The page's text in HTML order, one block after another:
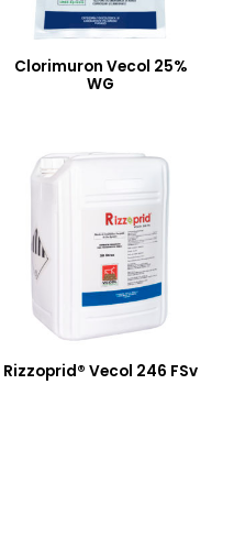
Clorimuron Vecol 25%
WG
Rizzoprid® Vecol 246 FSv